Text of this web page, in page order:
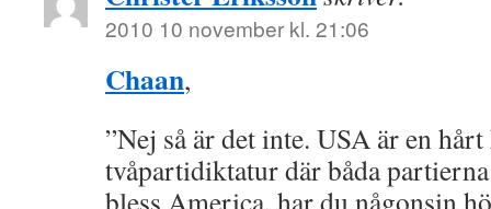
2010 10 november kl. 21:06
Chaan,
”Nej så är det inte. USA är en
tvåpartidiktatur där båda
bless America, har du någonsin